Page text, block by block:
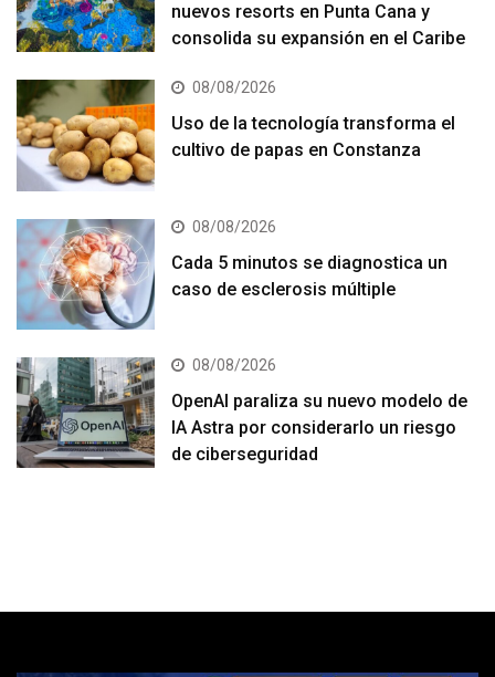
nuevos resorts en Punta Cana y
consolida su expansión en el Caribe
08/08/2026
Uso de la tecnología transforma el
cultivo de papas en Constanza
08/08/2026
Cada 5 minutos se diagnostica un
caso de esclerosis múltiple
08/08/2026
OpenAI paraliza su nuevo modelo de
IA Astra por considerarlo un riesgo
de ciberseguridad